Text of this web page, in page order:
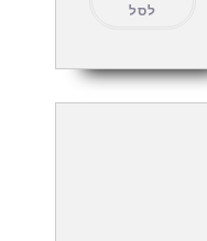
לסל